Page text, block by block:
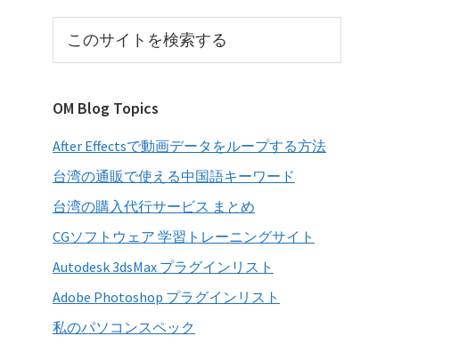
イ
ド
ー
ト
検
索
す
る
OM Blog Topics
After Effectsで動画データをループする方法
台湾の通販で使える中国語キーワード
台湾の購入代行サービス まとめ
CGソフトウェア 学習トレーニングサイト
Autodesk 3dsMax プラグインリスト
Adobe Photoshop プラグインリスト
私のパソコンスペック